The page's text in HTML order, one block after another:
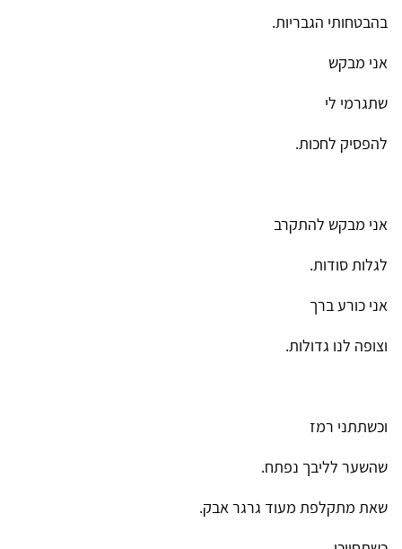
בהבטחותי הגבריות.
אני מבקש
שתגרמי לי
להפסיק לחכות.
אני מבקש להתקרב
לגלות סודות.
אני כורע ברך
וצופה לנו גדולות.
וכשתתני רמז
שהשער לליבך נפתח.
שאת מתקלפת מעוד גרגר אבק.